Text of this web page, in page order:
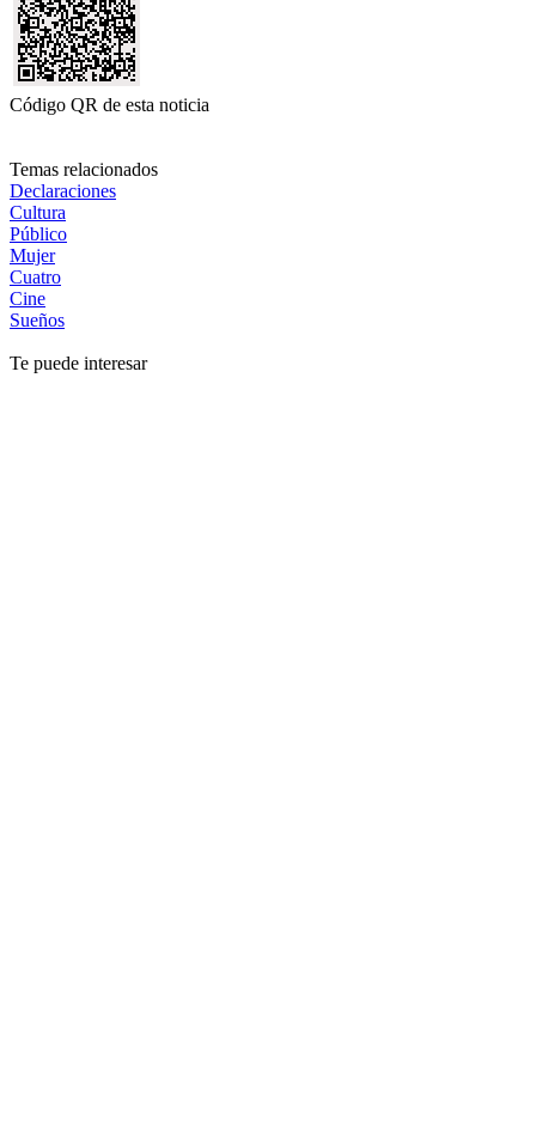
Código QR de esta noticia
Temas relacionados
Declaraciones
Cultura
Público
Mujer
Cuatro
Cine
Sueños
Te puede interesar